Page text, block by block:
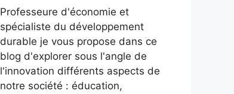
Professeure d'économie et
spécialiste du développement
durable je vous propose dans ce
blog d'explorer sous l'angle de
l'innovation différents aspects de
notre société : éducation,